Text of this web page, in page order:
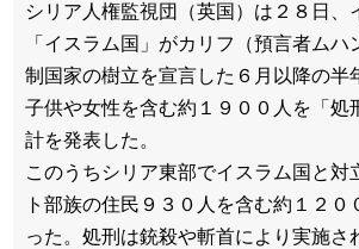
シリア人権監視団（英国）は２８日、
「イスラム国」がカリフ（預言者ムハ
制国家の樹立を宣言した６月以降の半
子供や女性を含む約１９００人を「処
計を発表した。
このうちシリア東部でイスラム国と対
ト部族の住民９３０人を含む約１２０
った。処刑は銃殺や斬首により実施さ